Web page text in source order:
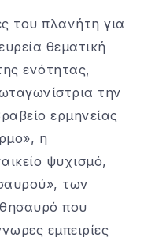
του πλανήτη για
θεματική
ενότητας,
την
ερμηνείας
η
ψυχισμό,
των
που
εμπειρίες